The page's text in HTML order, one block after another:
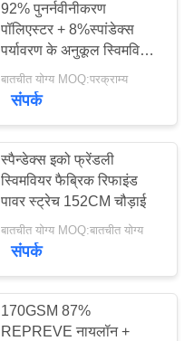
92% पुनर्नवीनीकरण
पॉलिएस्टर + 8%स्पांडेक्स
पर्यावरण के अनुकूल स्विमवियर
कपड़े बिकिनी, टंकीनी, बैंडो
स्विमसूट के लिए
बातचीत योग्य MOQ:परक्राम्य
संपर्क
स्पैन्डेक्स इको फ्रेंडली
स्विमवियर फैब्रिक रिफाइंड
पावर स्ट्रेच 152CM चौड़ाई
बातचीत योग्य MOQ:बातचीत योग्य
संपर्क
170GSM 87%
REPREVE नायलॉन +